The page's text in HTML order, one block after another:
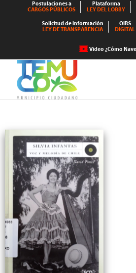
Postulaciones a
CARGOS PÚBLICOS
Plataforma
LEY DEL LOBBY
Solicitud de Información
LEY DE TRANSPARENCIA
OIRS
DIGITAL
Video ¿Cómo